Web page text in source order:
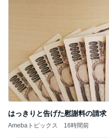
はっきりと告げた慰謝料の請求
Amebaトピックス 16時間前